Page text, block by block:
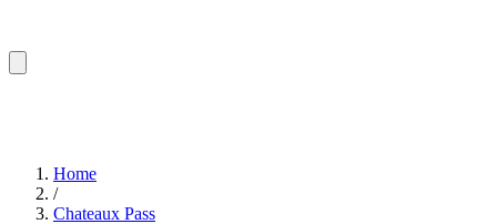
Home
/
Chateaux Pass